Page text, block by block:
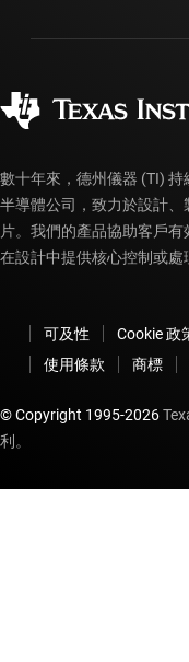
myTI 帳戶常見問題
訂購 FAQ
數十年來，德州儀器 (TI)
半導體公司，致力於設計
片。我們的產品協助客戶
在設計中提供核心控制或處
可及性 Cookie 政
使用條款
商標
© Copyright 1995-2026
利。